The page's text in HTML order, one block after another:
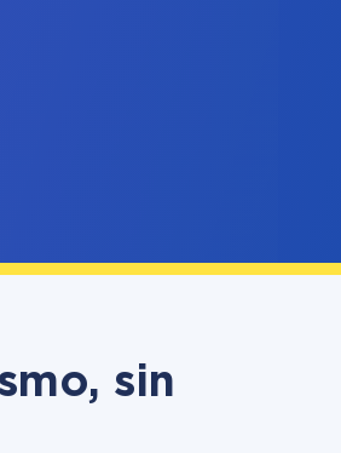
sin